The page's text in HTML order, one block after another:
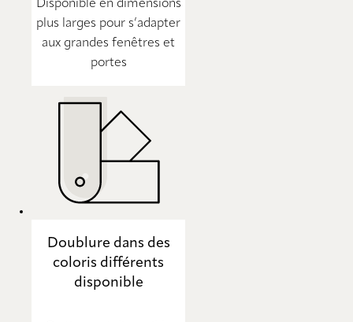
Disponible en dimensions
plus larges pour s’adapter
aux grandes fenêtres et
portes
Doublure dans des
coloris différents
disponible